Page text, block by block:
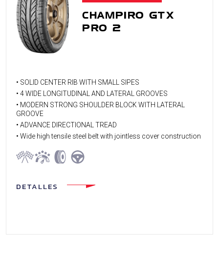
CHAMPIRO GTX
PRO 2
• SOLID CENTER RIB WITH SMALL SIPES
• 4 WIDE LONGITUDINAL AND LATERAL GROOVES
• MODERN STRONG SHOULDER BLOCK WITH LATERAL
GROOVE
• ADVANCE DIRECTIONAL TREAD
• Wide high tensile steel belt with jointless cover construction
DETALLES